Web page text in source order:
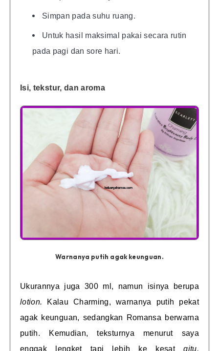
Simpan pada suhu ruang.
Untuk hasil maksimal pakai secara rutin
pada pagi dan sore hari.
Isi, tekstur, dan aroma
Warnanya putih agak keunguan.
Ukurannya juga 300 ml, namun isinya berupa
lotion. Kalau Charming, warnanya putih pekat
agak keunguan, sedangkan Romansa berwarna
putih. Kemudian, teksturnya menurut saya
enggak lengket tapi lebih ke kesatgitu.